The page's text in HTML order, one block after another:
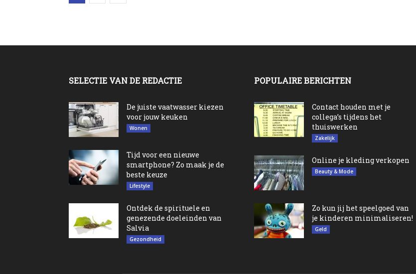
SELECTIE VAN DE REDACTIE
De juiste vaatwasser kiezen
voor jouw keuken
Wonen
Tijd voor een nieuwe
smartphone? Zo maak je de
beste keuze
Lifestyle
Ontdek de spirituele en
genezende doeleinden van
Salvia
Gezondheid
POPULAIRE BERICHTEN
Contact houden met je
collega’s tijdens het
thuiswerken
Zakelijk
Online je kleding verkopen
Beauty & Mode
Zo kun jij het speelgoed van
je kinderen minimaliseren!
Geld